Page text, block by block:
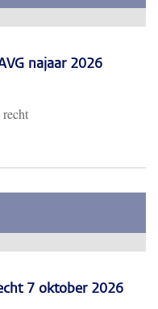
najaar 2026
7 oktober 2026